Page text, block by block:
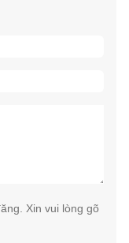
Xin vui lòng gõ